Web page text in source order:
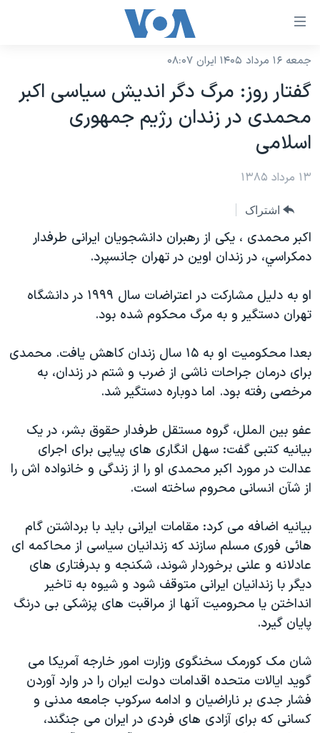
لینکهای
دسترسی
جهش
محتوای
اصلی
صفحه
جهش
به
نسخه سبک وب‌سایت
موضوع ها
آمریکا
جهان
گزیده‌ها
ویدیوها
حقوق شهروندی
اقتصادی
اسرائیل در جنگ
گالری عکس
آرشیو پخش زنده
برنامه های تلویزیونی
جدول برنامه ها
صفحه‌های ویژه
عملیات خشم حماسی
بایگانی برنامه‌های تلویزیونی
انتخابات ریاست جمهوری آمریکا ۲۰۲۴
حمله جمهوری اسلامی به اسرائیل
ورزش زنان در ایران
اعتراضات زن، زندگی، آزادی
مجموعه مستندهای دادخواهی
دادگاه حمید نوری
چهل سال گروگان‌گیری
قانون شفافیت دارائی کادر رهبری ایران
اعتراضات مردمی آبان ۹۸
نرگس محمدی برنده جایزه نوبل صلح
همایش محافظه‌کاران آمریکا «سی‌پک»
صفحه‌های ویژه
فرکانس‌های صدای آمریکا
پخش رادیویی
یادگیری زبان انگلیسی
زبانهای مختلف
جمعه ۱۶ مرداد ۱۴۰۵ ایران ۰۸:۰۷
گفتار روز: مرگ دگر انديش سياسی اکبر
محمدی در زندان رژيم جمهوری
اسلامی
۱۳ مرداد ۱۳۸۵
اشتراک
اکبر محمدی ، يکی از رهبران دانشجويان ايرانی طرفدار
دمکراسي، در زندان اوين در تهران جانسپرد.
او به دليل مشارکت در اعتراضات سال ۱۹۹۹ در دانشگاه
تهران دستگير و به مرگ محکوم شده بود.
بعدا محکوميت او به ۱۵ سال زندان کاهش يافت. محمدی
برای درمان جراحات ناشی از ضرب و شتم در زندان، به
مرخصی رفته بود. اما دوباره دستگير شد.
عفو بين الملل، گروه مستقل طرفدار حقوق بشر، در يک
بيانيه کتبی گفت: سهل انگاری های پياپی برای اجرای
عدالت در مورد اکبر محمدی او را از زندگی و خانواده اش را
از شآن انسانی محروم ساخته است.
بيانيه اضافه می کرد: مقامات ايرانی بايد با برداشتن گام
هائی فوری مسلم سازند که زندانيان سياسی از محاکمه ای
عادلانه و علنی برخوردار شوند، شکنجه و بدرفتاری های
ديگر با زندانيان ايرانی متوقف شود و شيوه به تاخير
انداختن يا محروميت آنها از مراقبت های پزشکی بی درنگ
پايان گيرد.
شان مک کورمک سخنگوی وزارت امور خارجه آمريکا می
گويد ايالات متحده اقدامات دولت ايران را در وارد آوردن
فشار جدی بر ناراضيان و ادامه سرکوب جامعه مدنی و
کسانی که برای آزادی های فردی در ايران می جنگند،